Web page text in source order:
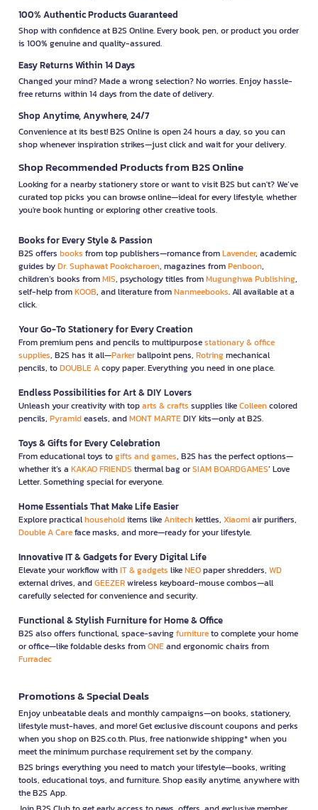
100% Authentic Products Guaranteed
Shop with confidence at B2S Online. Every book, pen, or product you order
is 100% genuine and quality-assured.
Easy Returns Within 14 Days
Changed your mind? Made a wrong selection? No worries. Enjoy hassle-
free returns within 14 days from the date of delivery.
Shop Anytime, Anywhere, 24/7
Convenience at its best! B2S Online is open 24 hours a day, so you can
shop whenever inspiration strikes—just click and wait for your delivery.
Shop Recommended Products from B2S Online
Looking for a nearby stationery store or want to visit B2S but can't? We’ve
curated top picks you can browse online—ideal for every lifestyle, whether
you're book hunting or exploring other creative tools.
Books for Every Style & Passion
B2S offers books from top publishers—romance fromLavender, academic
guides byDr. Suphawat Pookcharoen, magazines fromPenboon,
children’s books fromMIS, psychology titles fromMugunghwa Publishing,
self-help fromKOOB, and literature fromNanmeebooks. All available at a
click.
Your Go-To Stationery for Every Creation
From premium pens and pencils to multipurposestationary & office
supplies, B2S has it all—Parkerballpoint pens, Rotringmechanical
pencils, toDOUBLE Acopy paper. Everything you need in one place.
Endless Possibilities for Art & DIY Lovers
Unleash your creativity with toparts & crafts supplies likeColleencolored
pencils, Pyramideasels, andMONT MARTEDIY kits—only at B2S.
Toys & Gifts for Every Celebration
From educational toys togifts and games, B2S has the perfect options—
whether it’s a KAKAO FRIENDS thermal bag orSIAM BOARDGAMES’ Love
Letter. Something special for everyone.
Home Essentials That Make Life Easier
Explore practicalhouseholditems likeAnitechkettles, Xiaomiair purifiers,
Double A Careface masks, and more—ready for your lifestyle.
Innovative IT & Gadgets for Every Digital Life
Elevate your workflow withIT & gadgets likeNEOpaper shredders, WD
external drives, andGEEZERwireless keyboard-mouse combos—all
carefully selected for convenience and security.
Functional & Stylish Furniture for Home & Office
B2S also offers functional, space-savingfurnitureto complete your home
or office—like foldable desks fromONEand ergonomic chairs from
Furradec
Promotions & Special Deals
Enjoy unbeatable deals and monthly campaigns—on books, stationery,
lifestyle must-haves, and more! Get exclusive discount coupons and perks
when you shop on B2S.co.th. Plus, free nationwide shipping* when you
meet the minimum purchase requirement set by the company.
B2S brings everything you need to match your lifestyle—books, writing
tools, educational toys, and furniture. Shop easily anytime, anywhere with
the B2S App.